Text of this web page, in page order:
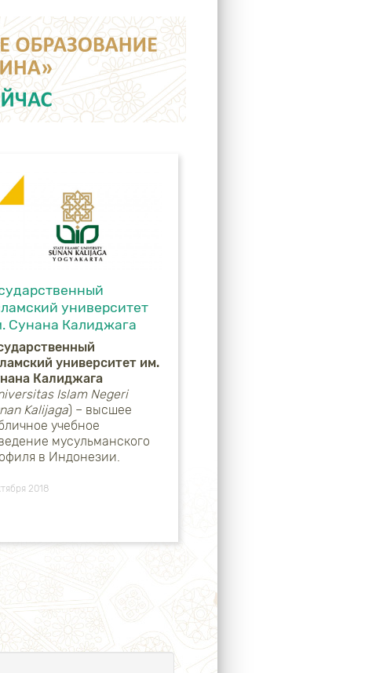
университет
Сунана Калиджага
университет им.
Калиджага
Islam Negeri
Kalijaga) – высшее
учебное
мусульманского
в Индонезии.
2018